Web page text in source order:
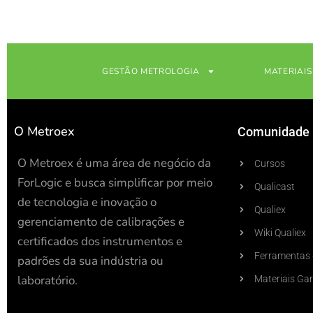
-
GESTÃO METROLOGIA
O Metroex
O Metroex é uma área de negócio da
ForLogic e busca simplificar por meio
de tecnologia e inovação o
gerenciamento de calibrações e
certificados dos instrumentos e
padrões da sua indústria ou
laboratório.
Comunidade
Cursos
Qualicast
Qualiex
Wiki Qualiex
Ferramentas
Materiais